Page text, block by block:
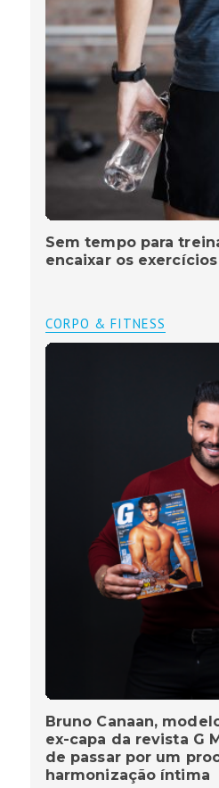
Sem tempo para
encaixar os
CORPO & FITNESS
Bruno Canaan,
ex-capa da revista G
de passar por um
harmonização íntima